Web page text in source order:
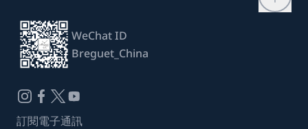
WeChat ID
Breguet_China
訂閱電子通訊